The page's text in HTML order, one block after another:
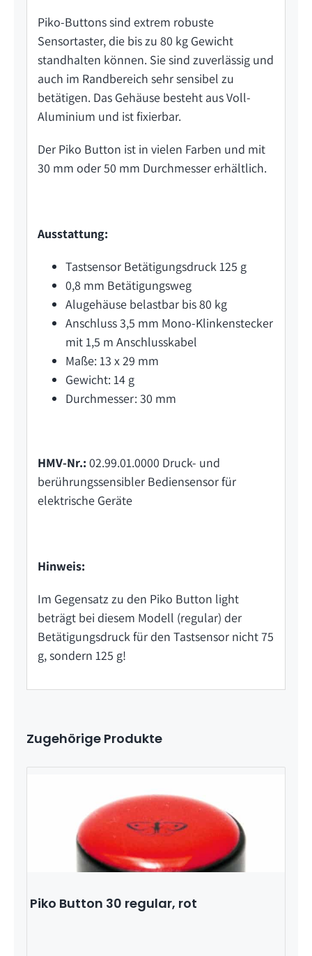
Piko-Buttons sind extrem robuste
Sensortaster, die bis zu 80 kg Gewicht
standhalten können. Sie sind zuverlässig und
auch im Randbereich sehr sensibel zu
betätigen. Das Gehäuse besteht aus Voll-
Aluminium und ist fixierbar.
Der Piko Button ist in vielen Farben und mit
30 mm oder 50 mm Durchmesser erhältlich.
Ausstattung:
Tastsensor Betätigungsdruck 125 g
0,8 mm Betätigungsweg
Alugehäuse belastbar bis 80 kg
Anschluss 3,5 mm Mono-Klinkenstecker
mit 1,5 m Anschlusskabel
Maße: 13 x 29 mm
Gewicht: 14 g
Durchmesser: 30 mm
HMV-Nr.: 02.99.01.0000 Druck- und
berührungssensibler Bediensensor für
elektrische Geräte
Hinweis:
Im Gegensatz zu den Piko Button light
beträgt bei diesem Modell (regular) der
Betätigungsdruck für den Tastsensor nicht 75
g, sondern 125 g!
Zugehörige Produkte
Piko Button 30 regular, rot